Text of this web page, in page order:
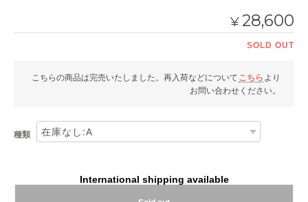
¥28,600
SOLD OUT
こちらの商品は完売いたしました。再入荷などについて こちら より
お問い合わせください。
種類
International shipping available